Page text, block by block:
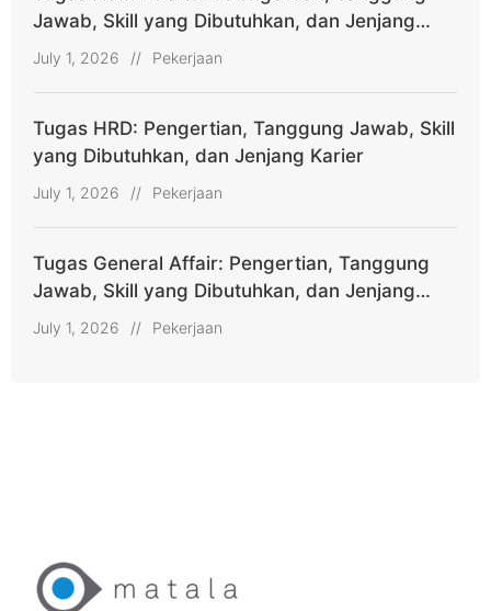
Jawab, Skill yang Dibutuhkan, dan Jenjang
Karier
July 1, 2026 // Pekerjaan
Tugas HRD: Pengertian, Tanggung Jawab, Skill
yang Dibutuhkan, dan Jenjang Karier
July 1, 2026 // Pekerjaan
Tugas General Affair: Pengertian, Tanggung
Jawab, Skill yang Dibutuhkan, dan Jenjang
Karier
July 1, 2026 // Pekerjaan